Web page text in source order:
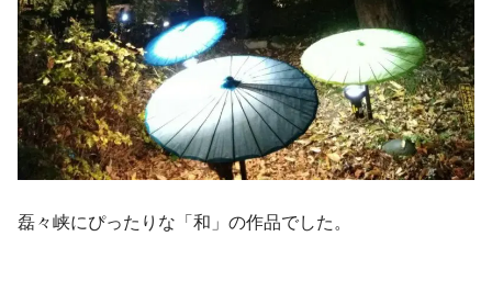
磊々峡にぴったりな「和」の作品でした。